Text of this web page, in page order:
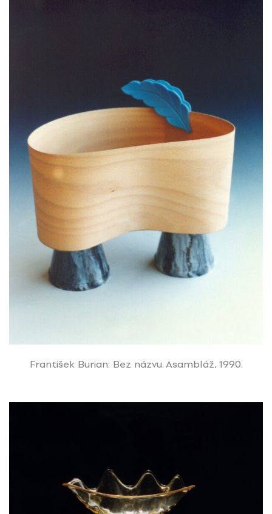
František Burian: Bez názvu. Asambláž, 1990.